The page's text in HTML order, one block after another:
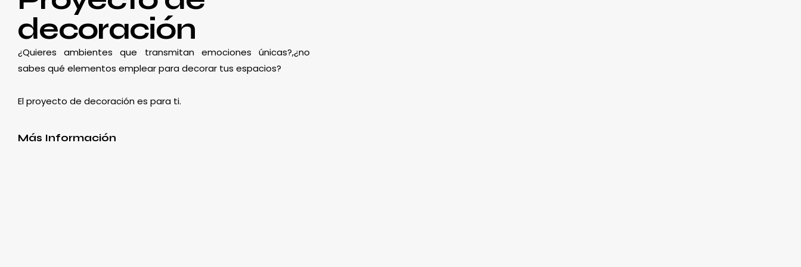
decoración
¿Quieres ambientes que transmitan emociones únicas?,¿no
sabes qué elementos emplear para decorar tus espacios?
El proyecto de decoración es para ti.
Más Información